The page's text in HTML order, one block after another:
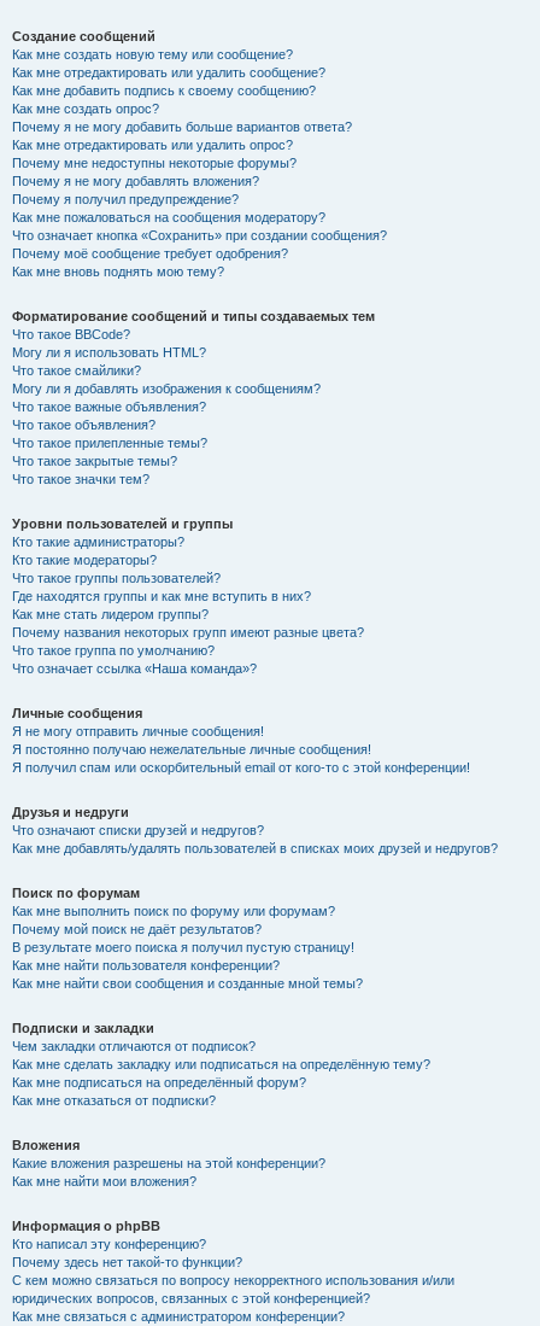
Создание сообщений
Как мне создать новую тему или сообщение?
Как мне отредактировать или удалить сообщение?
Как мне добавить подпись к своему сообщению?
Как мне создать опрос?
Почему я не могу добавить больше вариантов ответа?
Как мне отредактировать или удалить опрос?
Почему мне недоступны некоторые форумы?
Почему я не могу добавлять вложения?
Почему я получил предупреждение?
Как мне пожаловаться на сообщения модератору?
Что означает кнопка «Сохранить» при создании сообщения?
Почему моё сообщение требует одобрения?
Как мне вновь поднять мою тему?
Форматирование сообщений и типы создаваемых тем
Что такое BBCode?
Могу ли я использовать HTML?
Что такое смайлики?
Могу ли я добавлять изображения к сообщениям?
Что такое важные объявления?
Что такое объявления?
Что такое прилепленные темы?
Что такое закрытые темы?
Что такое значки тем?
Уровни пользователей и группы
Кто такие администраторы?
Кто такие модераторы?
Что такое группы пользователей?
Где находятся группы и как мне вступить в них?
Как мне стать лидером группы?
Почему названия некоторых групп имеют разные цвета?
Что такое группа по умолчанию?
Что означает ссылка «Наша команда»?
Личные сообщения
Я не могу отправить личные сообщения!
Я постоянно получаю нежелательные личные сообщения!
Я получил спам или оскорбительный email от кого-то с этой конференции!
Друзья и недруги
Что означают списки друзей и недругов?
Как мне добавлять/удалять пользователей в списках моих друзей и недругов?
Поиск по форумам
Как мне выполнить поиск по форуму или форумам?
Почему мой поиск не даёт результатов?
В результате моего поиска я получил пустую страницу!
Как мне найти пользователя конференции?
Как мне найти свои сообщения и созданные мной темы?
Подписки и закладки
Чем закладки отличаются от подписок?
Как мне сделать закладку или подписаться на определённую тему?
Как мне подписаться на определённый форум?
Как мне отказаться от подписки?
Вложения
Какие вложения разрешены на этой конференции?
Как мне найти мои вложения?
Информация о phpBB
Кто написал эту конференцию?
Почему здесь нет такой-то функции?
С кем можно связаться по вопросу некорректного использования и/или
юридических вопросов, связанных с этой конференцией?
Как мне связаться с администратором конференции?